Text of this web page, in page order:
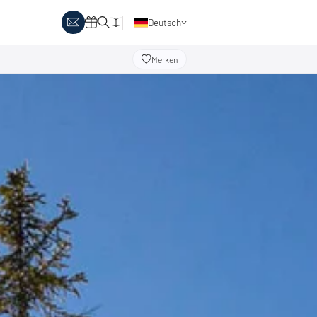
Italien
in Österreich
in Italien
Events
Blog
Deutsch
Englisch
Merken